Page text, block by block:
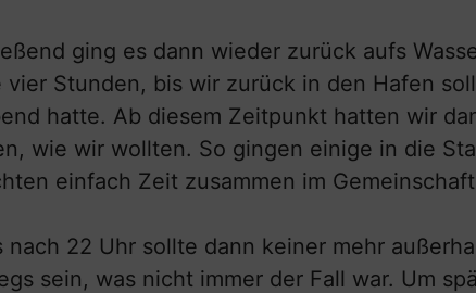
ging es dann wieder zurück aufs
vier Stunden, bis wir zurück in den Hafen
hatte. Ab diesem Zeitpunkt hatten wir
wie wir wollten. So gingen einige in die
einfach Zeit zusammen im
nach 22 Uhr sollte dann keiner mehr
sein, was nicht immer der Fall war. Um